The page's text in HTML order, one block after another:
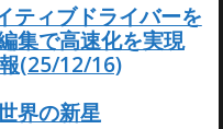
ィブドライバーを
集で高速化を実現
(25/12/16)
界の新星